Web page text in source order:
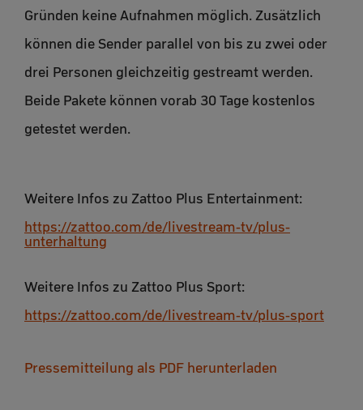
Gründen keine Aufnahmen möglich. Zusätzlich
können die Sender parallel von bis zu zwei oder
drei Personen gleichzeitig gestreamt werden.
Beide Pakete können vorab 30 Tage kostenlos
getestet werden.
Weitere Infos zu Zattoo Plus Entertainment:
https://zattoo.com/de/livestream-tv/plus-
unterhaltung
Weitere Infos zu Zattoo Plus Sport:
https://zattoo.com/de/livestream-tv/plus-sport
Pressemitteilung als PDF herunterladen